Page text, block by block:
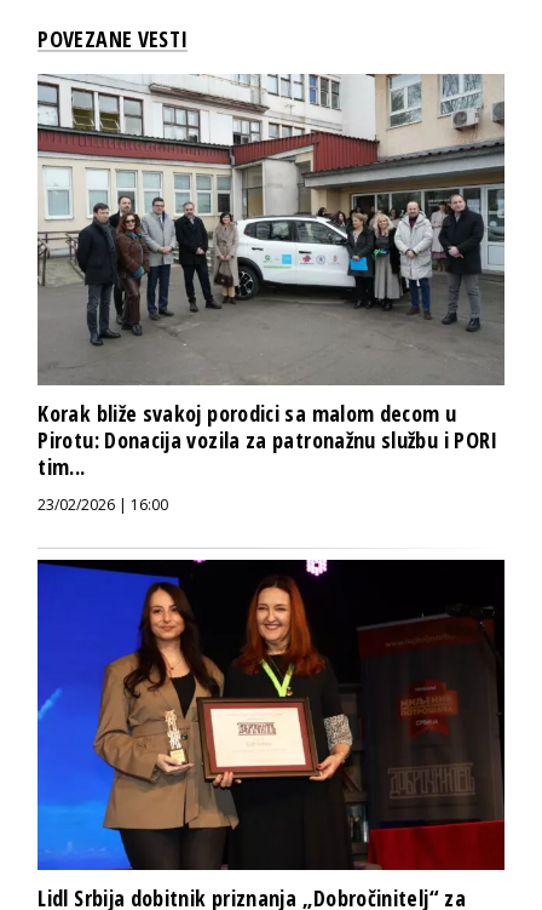
POVEZANE VESTI
Korak bliže svakoj porodici sa malom decom u
Pirotu: Donacija vozila za patronažnu službu i PORI
tim...
23/02/2026 | 16:00
Lidl Srbija dobitnik priznanja „Dobročinitelj“ za